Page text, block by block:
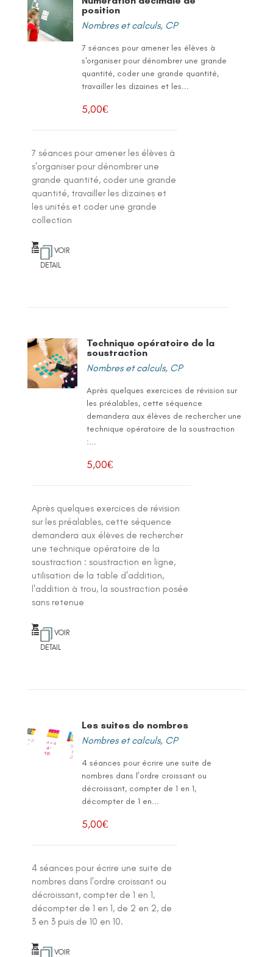
position
Nombres et calculs, CP
7 séances pour amener les élèves à
s'organiser pour dénombrer une grande
quantité, coder une grande quantité,
travailler les dizaines et les...
5,00€
7 séances pour amener les élèves à
s'organiser pour dénombrer une
grande quantité, coder une grande
quantité, travailler les dizaines et
les unités et coder une grande
collection
VOIR
DETAIL
Technique opératoire de la
soustraction
Nombres et calculs, CP
Après quelques exercices de révision sur
les préalables, cette séquence
demandera aux élèves de rechercher une
technique opératoire de la soustraction
:...
5,00€
Après quelques exercices de révision
sur les préalables, cette séquence
demandera aux élèves de rechercher
une technique opératoire de la
soustraction : soustraction en ligne,
utilisation de la table d'addition,
l'addition à trou, la soustraction posée
sans retenue
VOIR
DETAIL
Les suites de nombres
Nombres et calculs, CP
4 séances pour écrire une suite de
nombres dans l’ordre croissant ou
décroissant, compter de 1 en 1,
décompter de 1 en...
5,00€
4 séances pour écrire une suite de
nombres dans l’ordre croissant ou
décroissant, compter de 1 en 1,
décompter de 1 en 1, de 2 en 2, de
3 en 3 puis de 10 en 10.
VOIR